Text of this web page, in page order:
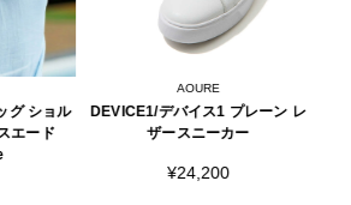
グ ショル
エード
AOURE
DEVICE1/デバイス1 プレーン レ
ザースニーカー
¥24,200